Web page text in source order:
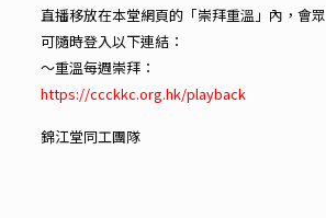
直播移放在本堂網頁的「崇拜重溫」內，會眾
可隨時登入以下連結：
～重溫每週崇拜：
https://ccckkc.org.hk/playback
錦江堂同工團隊